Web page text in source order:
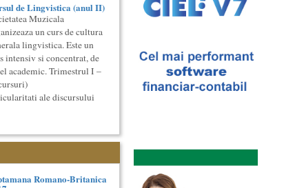
de Lingvistica (anul II)
Muzicala
un curs de cultura
lingvistica. Este un
intensiv si concentrat, de
academic. Trimestrul I –
ale discursului
Romano-Britanica